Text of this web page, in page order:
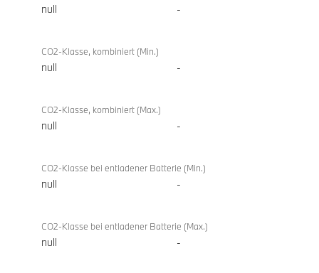
null -
CO2-Klasse, kombiniert (Min.)
null -
CO2-Klasse, kombiniert (Max.)
null -
CO2-Klasse bei entladener Batterie (Min.)
null -
CO2-Klasse bei entladener Batterie (Max.)
null -